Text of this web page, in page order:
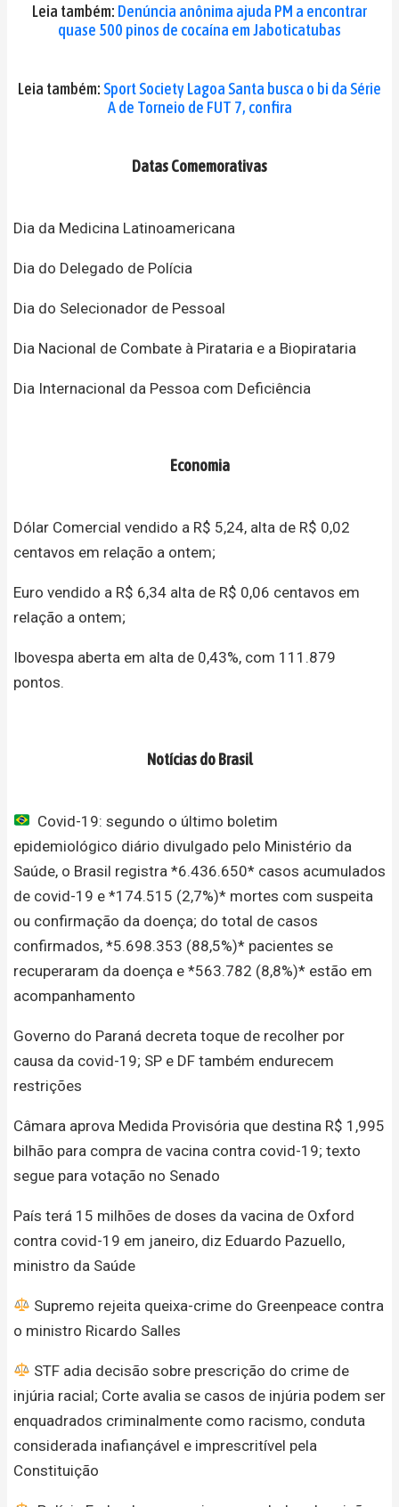
Leia também: Denúncia anônima ajuda PM a encontrar
quase 500 pinos de cocaína em Jaboticatubas
Leia também:Sport Society Lagoa Santa busca o bi da Série
A de Torneio de FUT 7, confira
Datas Comemorativas
Dia da Medicina Latinoamericana
Dia do Delegado de Polícia
Dia do Selecionador de Pessoal
Dia Nacional de Combate à Pirataria e a Biopirataria
Dia Internacional da Pessoa com Deficiência
Economia
Dólar Comercial vendido a R$ 5,24, alta de R$ 0,02
centavos em relação a ontem;
Euro vendido a R$ 6,34 alta de R$ 0,06 centavos em
relação a ontem;
Ibovespa aberta em alta de 0,43%, com 111.879
pontos.
Notícias do Brasil
Covid-19: segundo o último boletim
epidemiológico diário divulgado pelo Ministério da
Saúde, o Brasil registra *6.436.650* casos acumulados
de covid-19 e *174.515 (2,7%)* mortes com suspeita
ou confirmação da doença; do total de casos
confirmados, *5.698.353 (88,5%)* pacientes se
recuperaram da doença e *563.782 (8,8%)* estão em
acompanhamento
Governo do Paraná decreta toque de recolher por
causa da covid-19; SP e DF também endurecem
restrições
Câmara aprova Medida Provisória que destina R$ 1,995
bilhão para compra de vacina contra covid-19; texto
segue para votação no Senado
País terá 15 milhões de doses da vacina de Oxford
contra covid-19 em janeiro, diz Eduardo Pazuello,
ministro da Saúde
Supremo rejeita queixa-crime do Greenpeace contra
o ministro Ricardo Salles
STF adia decisão sobre prescrição do crime de
injúria racial; Corte avalia se casos de injúria podem ser
enquadrados criminalmente como racismo, conduta
considerada inafiançável e imprescritível pela
Constituição